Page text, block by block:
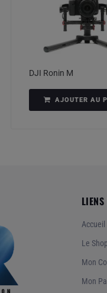
DJI Ronin M
AJOUTER AU
Accueil
Le Shop
Mon
Mon